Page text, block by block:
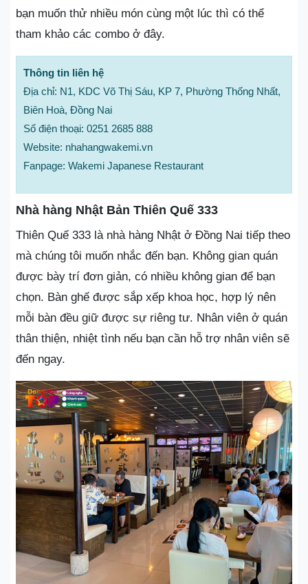
bạn muốn thử nhiều món cùng một lúc thì có thể
tham khảo các combo ở đây.
Thông tin liên hệ
Địa chỉ: N1, KDC Võ Thị Sáu, KP 7, Phường Thống Nhất,
Biên Hoà, Đồng Nai
Số điện thoại: 0251 2685 888
Website: nhahangwakemi.vn
Fanpage: Wakemi Japanese Restaurant
Nhà hàng Nhật Bản Thiên Quế 333
Thiên Quế 333 là nhà hàng Nhật ở Đồng Nai tiếp theo
mà chúng tôi muốn nhắc đến bạn. Không gian quán
được bày trí đơn giản, có nhiều không gian để bạn
chọn. Bàn ghế được sắp xếp khoa học, hợp lý nên
mỗi bàn đều giữ được sự riêng tư. Nhân viên ở quán
thân thiện, nhiệt tình nếu bạn cần hỗ trợ nhân viên sẽ
đến ngay.